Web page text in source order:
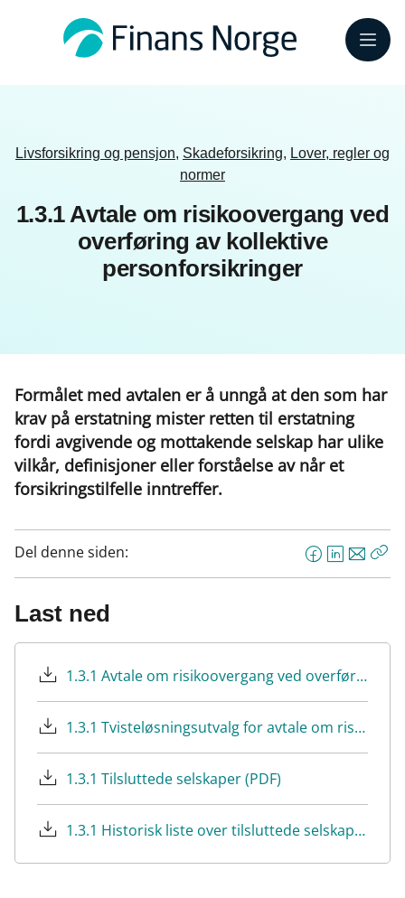
Meny
Livsforsikring og pensjon, Skadeforsikring, Lover, regler og
normer
1.3.1 Avtale om risikoovergang ved
overføring av kollektive
personforsikringer
Formålet med avtalen er å unngå at den som har
krav på erstatning mister retten til erstatning
fordi avgivende og mottakende selskap har ulike
vilkår, definisjoner eller forståelse av når et
forsikringstilfelle inntreffer.
Del denne siden:
F
a
b
o
L
i
e
d
E
-
s
t
Last ned
1.3.1 Avtale om risikoovergang ved overføring av kollektive personforsikringer mellom forsikringsselskaper (Gjeldende fra 01.10.2018).pdf
1.3.1 Tvisteløsningsutvalg for avtale om risikovergang ved overføring av kollektive personforsikringer mellom forsikringsselskaper (PDF)
1.3.1 Tilsluttede selskaper (PDF)
1.3.1 Historisk liste over tilsluttede selskaper (PDF)